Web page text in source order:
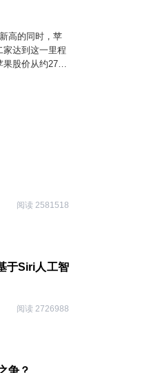
高的同时，苹
达到这一里程
股价从约274
上市公司市值
阅读 2581518
于Siri人工智
阅读 2726988
争？